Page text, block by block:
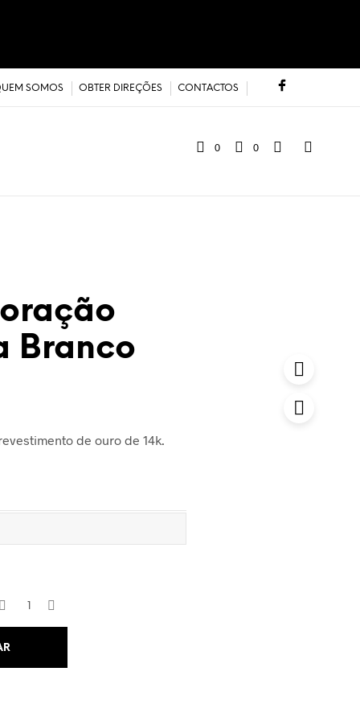
SOMOS OBTER DIREÇÕES CONTACTOS
0 0
Branco
de ouro de 14k.